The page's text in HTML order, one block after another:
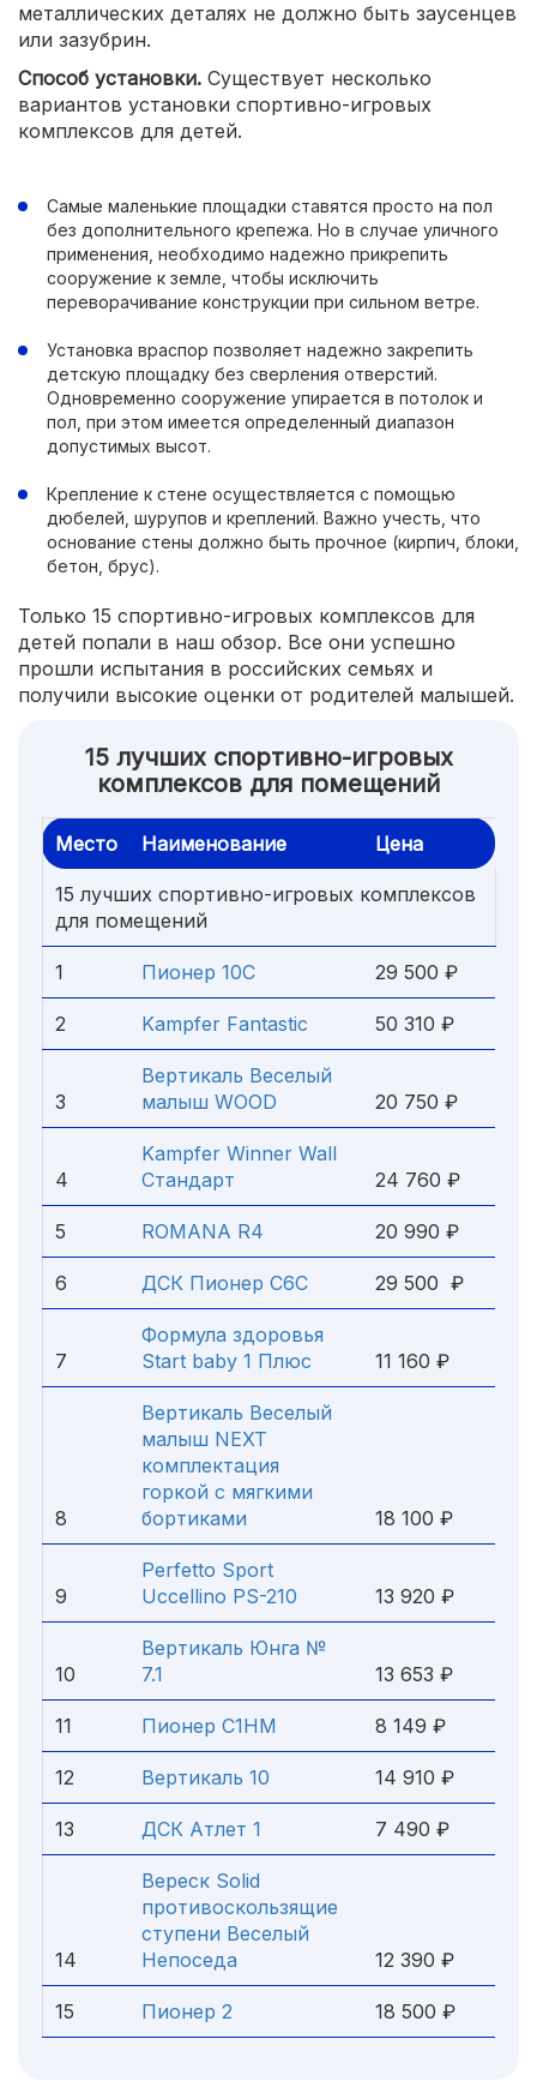
металлических деталях не должно быть заусенцев
или зазубрин.
Способ установки. Существует несколько
вариантов установки спортивно-игровых
комплексов для детей.
Самые маленькие площадки ставятся просто на пол
без дополнительного крепежа. Но в случае уличного
применения, необходимо надежно прикрепить
сооружение к земле, чтобы исключить
переворачивание конструкции при сильном ветре.
Установка враспор позволяет надежно закрепить
детскую площадку без сверления отверстий.
Одновременно сооружение упирается в потолок и
пол, при этом имеется определенный диапазон
допустимых высот.
Крепление к стене осуществляется с помощью
дюбелей, шурупов и креплений. Важно учесть, что
основание стены должно быть прочное (кирпич, блоки,
бетон, брус).
Только 15 спортивно-игровых комплексов для
детей попали в наш обзор. Все они успешно
прошли испытания в российских семьях и
получили высокие оценки от родителей малышей.
15 лучших спортивно-игровых
комплексов для помещений
Место Наименование Цена
15 лучших спортивно-игровых комплексов
для помещений
1 Пионер 10С 29 500 ₽
2 Kampfer Fantastic 50 310 ₽
3
Вертикаль Веселый
малыш WOOD
20 750 ₽
4
Kampfer Winner Wall
Стандарт
24 760 ₽
5 ROMANA R4 20 990 ₽
6 ДСК Пионер С6С 29 500 ₽
7
Формула здоровья
Start baby 1 Плюс
11 160 ₽
8
Вертикаль Веселый
малыш NEXT
комплектация
горкой с мягкими
бортиками
18 100 ₽
9
Perfetto Sport
Uccellino PS-210
13 920 ₽
10
Вертикаль Юнга №
7.1
13 653 ₽
11 Пионер С1НМ 8 149 ₽
12 Вертикаль 10 14 910 ₽
13 ДСК Атлет 1 7 490 ₽
14
Вереск Solid
противоскользящие
ступени Веселый
Непоседа
12 390 ₽
15 Пионер 2 18 500 ₽